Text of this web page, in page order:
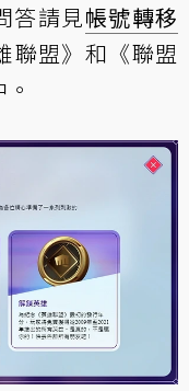
答請見帳號轉移
聯盟》和《聯盟